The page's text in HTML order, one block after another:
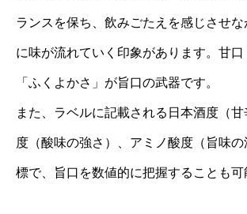
ランスを保ち、飲みごたえを感じさせ
に味が流れていく印象があります。甘口
「ふくよかさ」が旨口の武器です。
また、ラベルに記載される日本酒度（
度（酸味の強さ）、アミノ酸度（旨味
標で、旨口を数値的に把握することも可